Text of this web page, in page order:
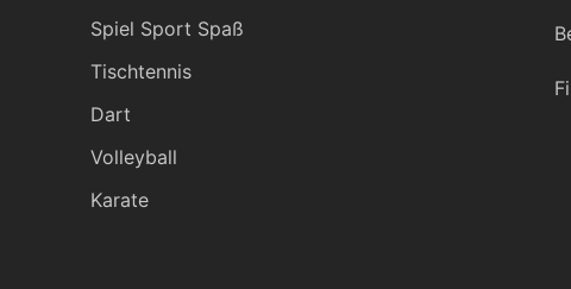
Spiel Sport Spaß
Tischtennis
Dart
Volleyball
Karate